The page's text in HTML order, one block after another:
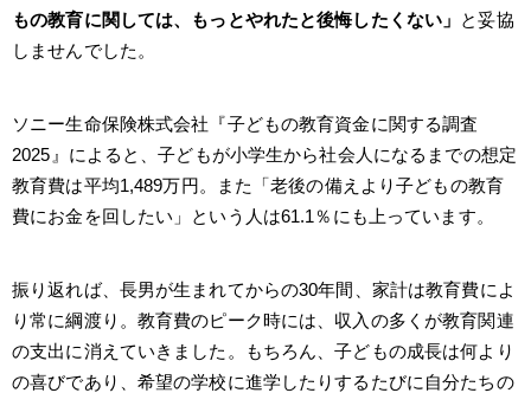
もの教育に関しては、もっとやれたと後悔したくない」 と妥協
しませんでした。
ソニー生命保険株式会社『子どもの教育資金に関する調査
2025』によると、子どもが小学生から社会人になるまでの想定
教育費は平均1,489万円。また「老後の備えより子どもの教育
費にお金を回したい」という人は61.1％にも上っています。
振り返れば、長男が生まれてからの30年間、家計は教育費によ
り常に綱渡り。教育費のピーク時には、収入の多くが教育関連
の支出に消えていきました。もちろん、子どもの成長は何より
の喜びであり、希望の学校に進学したりするたびに自分たちの